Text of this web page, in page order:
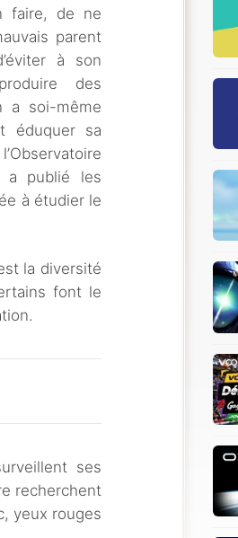
faire, de ne
parent
à son
des
a soi-même
éduquer sa
a publié les
à étudier le
la diversité
font le
ses
recherchent
yeux rouges